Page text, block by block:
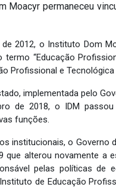
Moacyr permaneceu
2012, o Instituto Dom
“Educação
Profissional e Tecnológica
implementada pelo
de 2018, o IDM
funções.
institucionais, o Governo
que alterou novamente a
pelas políticas de
de Educação